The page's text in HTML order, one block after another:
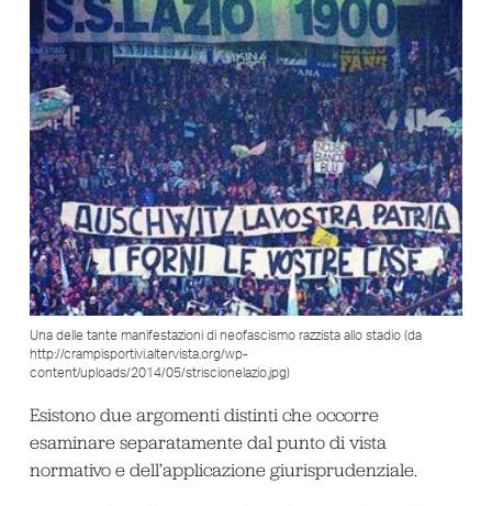
Una delle tante manifestazioni di neofascismo razzista allo stadio (da
http://crampisportivi.altervista.org/wp-
content/uploads/2014/05/striscionelazio.jpg)
Esistono due argomenti distinti che occorre
esaminare separatamente dal punto di vista
normativo e dell’applicazione giurisprudenziale.